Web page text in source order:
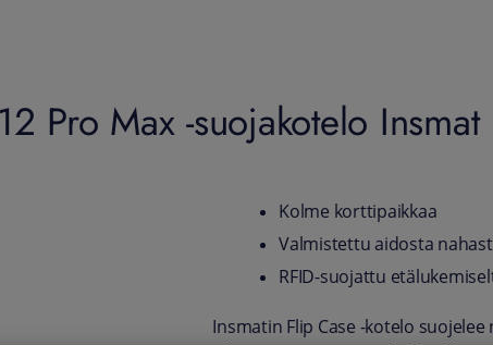
Pro Max -suojakotelo
Kolme korttipaikkaa
Valmistettu aidosta
RFID-suojattu
Insmatin Flip Case -kotelo